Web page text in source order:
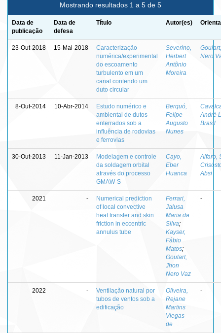
Mostrando resultados 1 a 5 de 5
Data de
publicação
Data de
defesa
Título Autor(es)
23-Out-2018 15-Mai-2018
Caracterização
numérica/experimental
do escoamento
turbulento em um
canal contendo um
duto circular
Severino,
Herbert
Antônio
Moreira
Nero
8-Out-2014 10-Abr-2014
Estudo numérico e
ambiental de dutos
enterrados sob a
influência de rodovias
e ferrovias
Berquó,
Felipe
Augusto
Nunes
André
Brasil
30-Out-2013 11-Jan-2013
Modelagem e controle
da soldagem orbital
através do processo
GMAW-S
Cayo,
Eber
Huanca
Alfaro,
Absi
2021 -
Numerical prediction
of local convective
heat transfer and skin
friction in eccentric
annulus tube
Ferrari,
Jalusa
Maria da
Silva;
Kayser,
Fábio
Matos;
Goulart,
Jhon
Nero Vaz
-
2022 -
Ventilação natural por
tubos de ventos sob a
edificação
Oliveira,
Rejane
Martins
Viegas
de
-